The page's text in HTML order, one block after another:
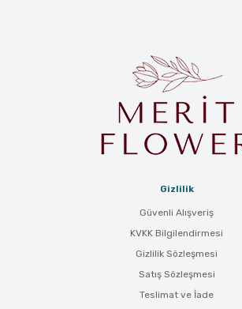
Gizlilik
Güvenli Alışveriş
KVKK Bilgilendirmesi
Gizlilik Sözleşmesi
Satış Sözleşmesi
Teslimat ve İade